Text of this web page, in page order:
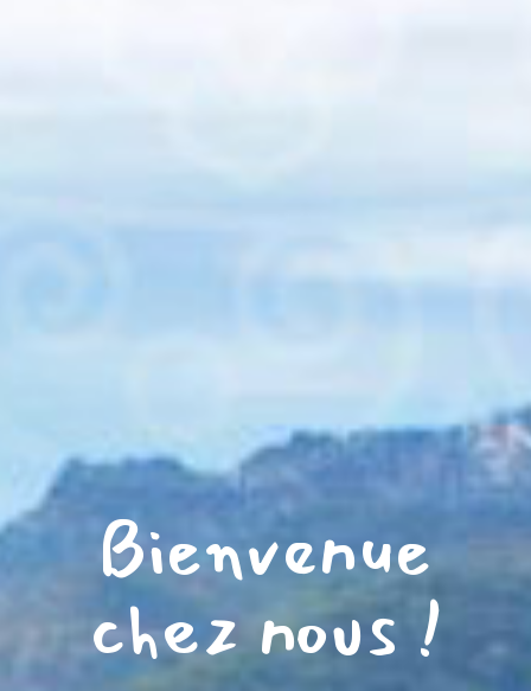
Bienvenue
chez nous !